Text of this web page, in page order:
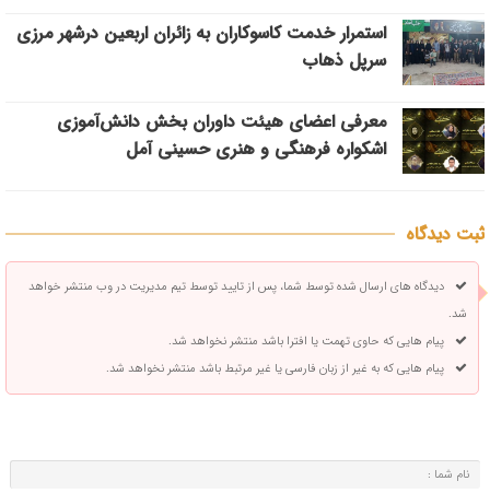
استمرار خدمت کاسوکاران به زائران اربعین درشهر مرزی
سرپل ذهاب
معرفی اعضای هیئت داوران بخش دانش‌آموزی
اشکواره فرهنگی و هنری حسینی آمل
ثبت دیدگاه
دیدگاه های ارسال شده توسط شما، پس از تایید توسط تیم مدیریت در وب منتشر خواهد
شد.
پیام هایی که حاوی تهمت یا افترا باشد منتشر نخواهد شد.
پیام هایی که به غیر از زبان فارسی یا غیر مرتبط باشد منتشر نخواهد شد.